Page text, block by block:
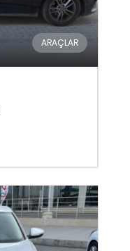
ARAÇLAR